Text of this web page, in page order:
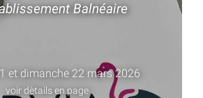
Balnéaire
et dimanche 22 mars 2026
voir dètails en page